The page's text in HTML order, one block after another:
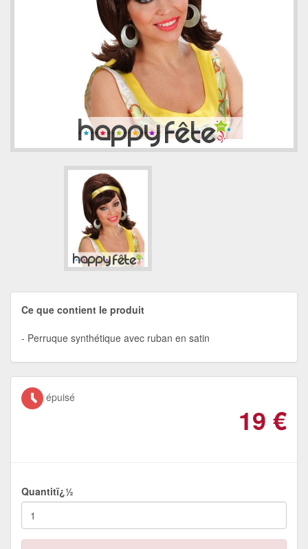
Ce que contient le produit
Perruque synthétique avec ruban en satin
épuisé
19 €
Quantitï¿½